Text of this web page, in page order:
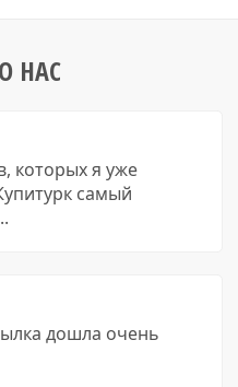
НАС
которых я уже
самый
дошла очень